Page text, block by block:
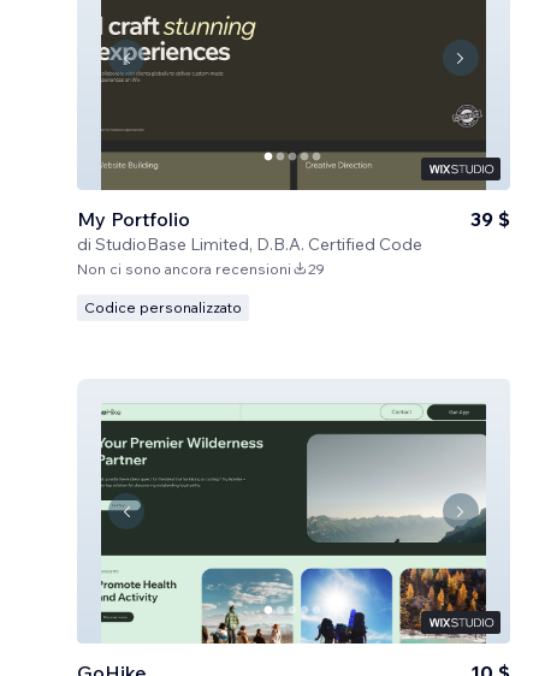
My Portfolio
di StudioBase Limited, D.B.A. Certified Code
39 $
Non ci sono ancora recensioni 29
Codice personalizzato